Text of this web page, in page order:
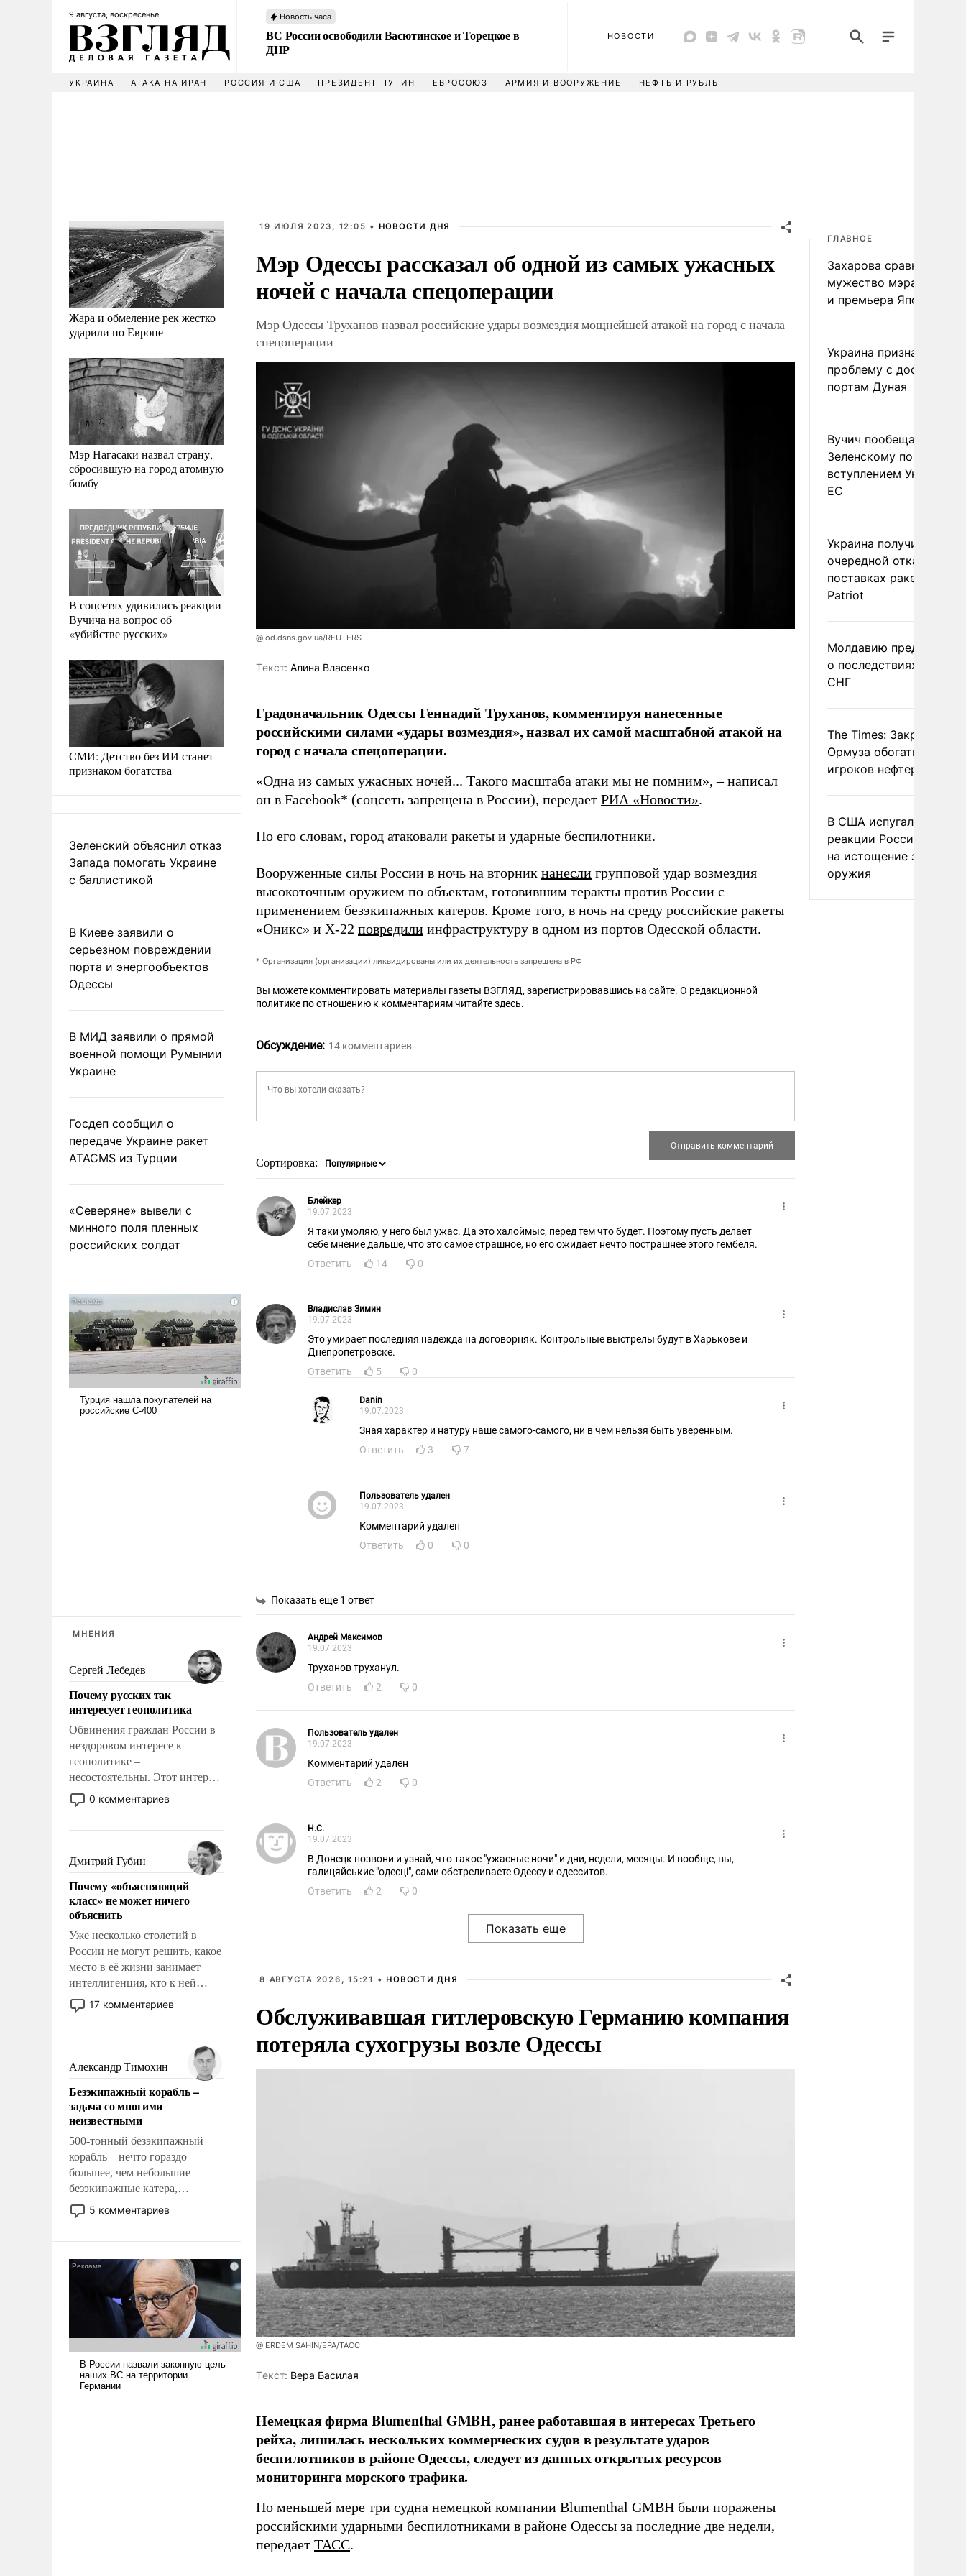
9 августа, воскресенье Новость часа
ВС России освободили Васютинское и Торецкое в
ДНР
НОВОСТИ
УКРАИНА АТАКА НА ИРАН РОССИЯ И США ПРЕЗИДЕНТ ПУТИН ЕВРОСОЮЗ АРМИЯ И ВООРУЖЕНИЕ НЕФТЬ И РУБЛЬ
Жара и обмеление рек жестко
ударили по Европе
Мэр Нагасаки назвал страну,
сбросившую на город атомную
бомбу
В соцсетях удивились реакции
Вучича на вопрос об
«убийстве русских»
СМИ: Детство без ИИ станет
признаком богатства
Зеленский объяснил отказ
Запада помогать Украине
с баллистикой
В Киеве заявили о
серьезном повреждении
порта и энергообъектов
Одессы
В МИД заявили о прямой
военной помощи Румынии
Украине
Госдеп сообщил о
передаче Украине ракет
ATACMS из Турции
«Северяне» вывели с
минного поля пленных
российских солдат
МНЕНИЯ
Сергей Лебедев
Почему русских так
интересует геополитика
Обвинения граждан России в
нездоровом интересе к
геополитике –
несостоятельны. Этот интерес
рационален и прагматичен. Он
обусловлен тысячелетним
фундаментальным знанием,
что мировая политика имеет
свойство заявляться на порог
нашего дома.
0 комментариев
Дмитрий Губин
Почему «объясняющий
класс» не может ничего
объяснить
Уже несколько столетий в
России не могут решить, какое
место в её жизни занимает
интеллигенция, кто к ней
принадлежит, а кого из неё
исключили с правом
чем она отличается от просто
образованных людей. Иногда
казалось, что эти вопросы
решены раз и навсегда, но –
нет, не решены.
17 комментариев
Александр Тимохин
Безэкипажный корабль –
задача со многими
неизвестными
500-тонный безэкипажный
корабль – нечто гораздо
большее, чем небольшие
безэкипажные катера,
применение которых уже
стало обыденностью. Задача по
и ее реализация радикально
поднимет наши боевые
возможности.
5 комментариев
19 ИЮЛЯ 2023, 12:05 • НОВОСТИ ДНЯ
Мэр Одессы рассказал об одной из самых ужасных
ночей с начала спецоперации
Мэр Одессы Труханов назвал российские удары возмездия мощнейшей атакой на город с начала
спецоперации
@ od.dsns.gov.ua/REUTERS
Tекст: Алина Власенко
Градоначальник Одессы Геннадий Труханов, комментируя нанесенные
российскими силами «удары возмездия», назвал их самой масштабной атакой на
город с начала спецоперации.
«Одна из самых ужасных ночей... Такого масштаба атаки мы не помним», – написал
он в Facebook* (соцсеть запрещена в России), передает РИА «Новости».
По его словам, город атаковали ракеты и ударные беспилотники.
Вооруженные силы России в ночь на вторник нанесли групповой удар возмездия
высокоточным оружием по объектам, готовившим теракты против России с
применением безэкипажных катеров. Кроме того, в ночь на среду российские ракеты
«Оникс» и Х-22 повредили инфраструктуру в одном из портов Одесской области.
* Организация (организации) ликвидированы или их деятельность запрещена в РФ
Вы можете комментировать материалы газеты ВЗГЛЯД,зарегистрировавшись на сайте. О редакционной
политике по отношению к комментариям читайтездесь.
Обсуждение: 14 комментариев
Сортировка:
Блейкер
19.07.2023
Я таки умоляю, у него был ужас. Да это халоймыс, перед тем что будет. Поэтому пусть делает
себе мнение дальше, что это самое страшное, но его ожидает нечто пострашнее этого гембеля.
Ответить
14 0
Владислав Зимин
19.07.2023
Это умирает последняя надежда на договорняк. Контрольные выстрелы будут в Харькове и
Днепропетровске.
Ответить
5 0
Danin
19.07.2023
Зная характер и натуру наше самого-самого, ни в чем нельзя быть уверенным.
Ответить
3 7
Пользователь удален
19.07.2023
Комментарий удален
Ответить
0 0
Показать еще 1 ответ
Андрей Максимов
19.07.2023
Труханов труханул.
Ответить
2 0
Пользователь удален
19.07.2023
Комментарий удален
Ответить
2 0
H.C.
19.07.2023
В Донецк позвони и узнай, что такое "ужасные ночи" и дни, недели, месяцы. И вообще, вы,
галицяйськие "одесцi", сами обстреливаете Одессу и одесситов.
Ответить
2 0
8 АВГУСТА 2026, 15:21 • НОВОСТИ ДНЯ
Обслуживавшая гитлеровскую Германию компания
потеряла сухогрузы возле Одессы
@ ERDEM SAHIN/EPA/ТАСС
Tекст: Вера Басилая
Немецкая фирма Blumenthal GMBH, ранее работавшая в интересах Третьего
рейха, лишилась нескольких коммерческих судов в результате ударов
беспилотников в районе Одессы, следует из данных открытых ресурсов
мониторинга морского трафика.
По меньшей мере три судна немецкой компании Blumenthal GMBH были поражены
российскими ударными беспилотниками в районе Одессы за последние две недели,
передает ТАСС.
ГЛАВНОЕ
Захарова сравнила
мужество мэра
и премьера Японии
Украина признала
проблему с доступом к
портам Дуная
Вучич пообещал
Зеленскому помочь со
вступлением Украины в
ЕС
Украина получила
очередной отказ в
поставках ракет для
Patriot
Молдавию
о последствиях выхода
СНГ
The Times: Закрытие
Ормуза обогатило
игроков нефтерынка
В США испугались
реакции России и
на истощение запасов
оружия